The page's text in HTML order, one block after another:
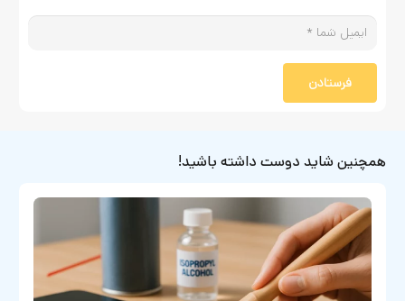
فرستادن
همچنین شاید دوست داشته باشید!